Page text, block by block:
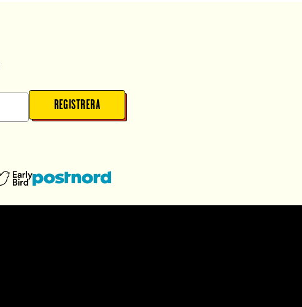
REGISTRERA